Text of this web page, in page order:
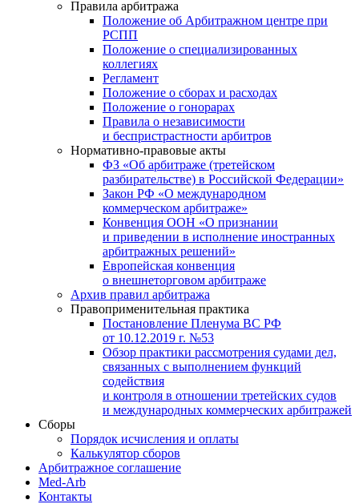
Правила арбитража
Положение об Арбитражном центре при
РСПП
Положение о специализированных
коллегиях
Регламент
Положение о сборах и расходах
Положение о гонорарах
Правила о независимости
и беспристрастности арбитров
Нормативно-правовые акты
ФЗ «Об арбитраже (третейском
разбирательстве) в Российской Федерации»
Закон РФ «О международном
коммерческом арбитраже»
Конвенция ООН «О признании
и приведении в исполнение иностранных
арбитражных решений»
Европейская конвенция
о внешнеторговом арбитраже
Архив правил арбитража
Правоприменительная практика
Постановление Пленума ВС РФ
от 10.12.2019 г. №53
Обзор практики рассмотрения судами дел,
связанных с выполнением функций
содействия
и контроля в отношении третейских судов
и международных коммерческих арбитражей
Сборы
Порядок исчисления и оплаты
Калькулятор сборов
Арбитражное соглашение
Med-Arb
Контакты